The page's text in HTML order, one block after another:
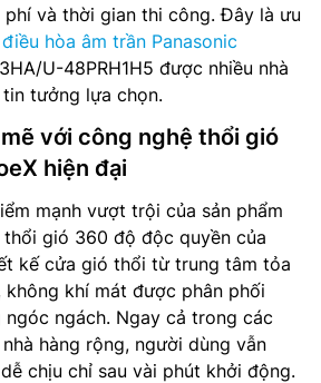
và thời gian thi công. Đây là ưu
điều hòa âm trần Panasonic
U-48PRH1H5 được nhiều nhà
tưởng lựa chọn.
với công nghệ thổi gió
hiện đại
mạnh vượt trội của sản phẩm
gió 360 độ độc quyền của
kế cửa gió thổi từ trung tâm tỏa
không khí mát được phân phối
ngách. Ngay cả trong các
hàng rộng, người dùng vẫn
chịu chỉ sau vài phút khởi động.